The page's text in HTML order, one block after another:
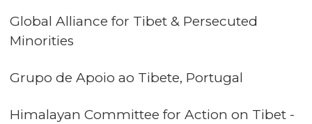
Global Alliance for Tibet & Persecuted
Minorities
Grupo de Apoio ao Tibete, Portugal
Himalayan Committee for Action on Tibet -